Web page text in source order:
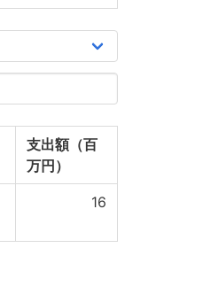
支出額（百
万円）
16